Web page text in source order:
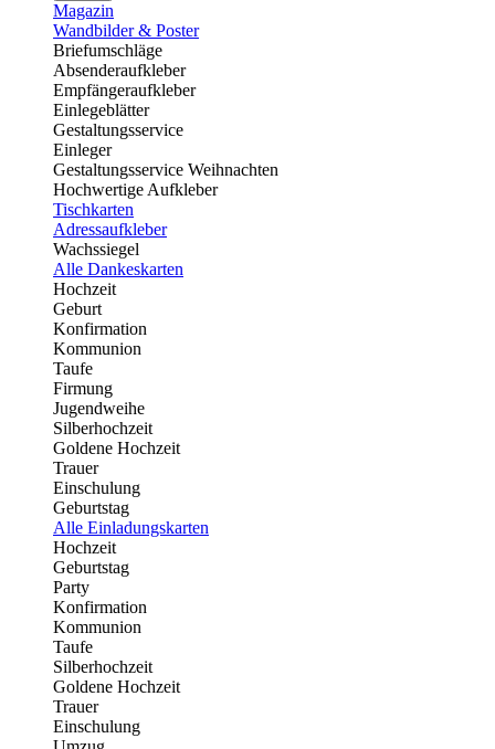
Magazin
Wandbilder & Poster
Briefumschläge
Absenderaufkleber
Empfängeraufkleber
Einlegeblätter
Gestaltungsservice
Einleger
Gestaltungsservice Weihnachten
Hochwertige Aufkleber
Tischkarten
Adressaufkleber
Wachssiegel
Alle Dankeskarten
Hochzeit
Geburt
Konfirmation
Kommunion
Taufe
Firmung
Jugendweihe
Silberhochzeit
Goldene Hochzeit
Trauer
Einschulung
Geburtstag
Alle Einladungskarten
Hochzeit
Geburtstag
Party
Konfirmation
Kommunion
Taufe
Silberhochzeit
Goldene Hochzeit
Trauer
Einschulung